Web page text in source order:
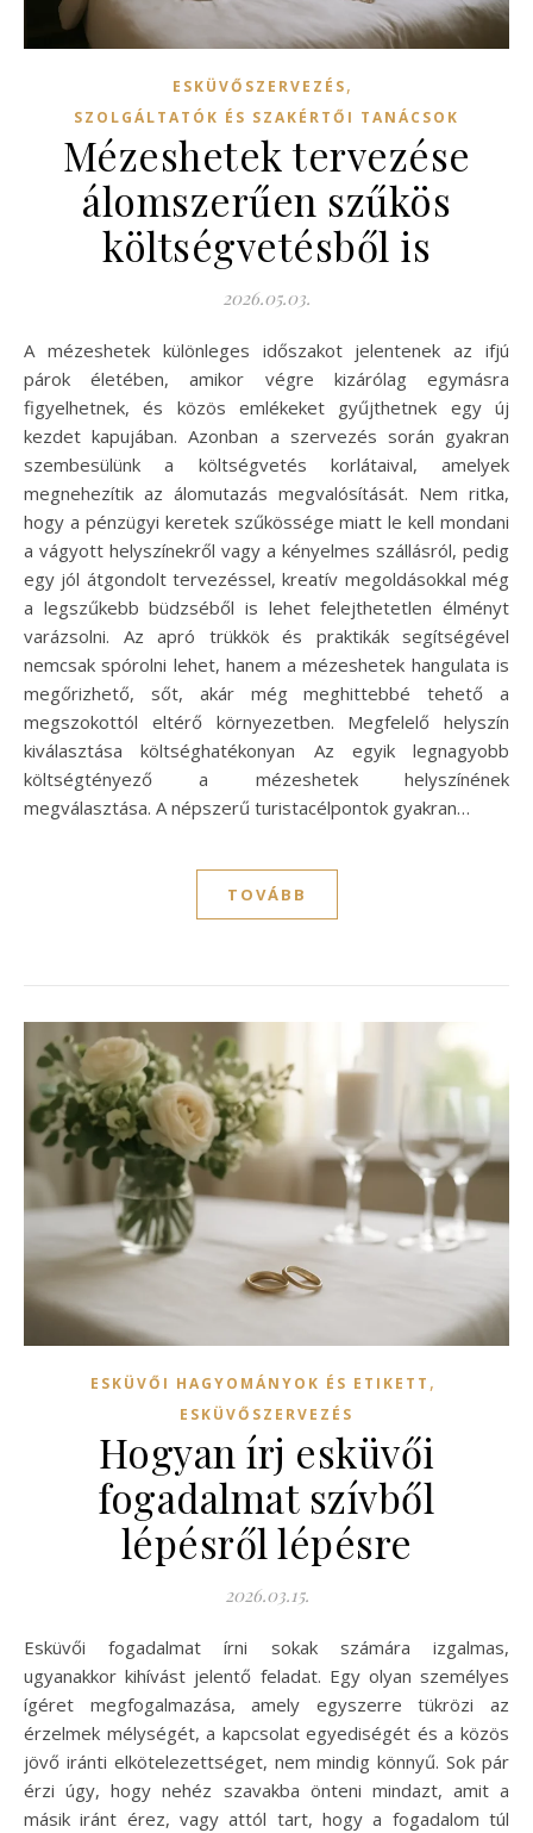
ESKÜVŐSZERVEZÉS,
SZOLGÁLTATÓK ÉS SZAKÉRTŐI TANÁCSOK
Mézeshetek tervezése
álomszerűen szűkös
költségvetésből is
2026.05.03.
A mézeshetek különleges időszakot jelentenek az ifjú
párok életében, amikor végre kizárólag egymásra
figyelhetnek, és közös emlékeket gyűjthetnek egy új
kezdet kapujában. Azonban a szervezés során gyakran
szembesülünk a költségvetés korlátaival, amelyek
megnehezítik az álomutazás megvalósítását. Nem ritka,
hogy a pénzügyi keretek szűkössége miatt le kell mondani
a vágyott helyszínekről vagy a kényelmes szállásról, pedig
egy jól átgondolt tervezéssel, kreatív megoldásokkal még
a legszűkebb büdzséből is lehet felejthetetlen élményt
varázsolni. Az apró trükkök és praktikák segítségével
nemcsak spórolni lehet, hanem a mézeshetek hangulata is
megőrizhető, sőt, akár még meghittebbé tehető a
megszokottól eltérő környezetben. Megfelelő helyszín
kiválasztása költséghatékonyan Az egyik legnagyobb
költségtényező a mézeshetek helyszínének
megválasztása. A népszerű turistacélpontok gyakran…
TOVÁBB
ESKÜVŐI HAGYOMÁNYOK ÉS ETIKETT ,
ESKÜVŐSZERVEZÉS
Hogyan írj esküvői
fogadalmat szívből
lépésről lépésre
2026.03.15.
Esküvői fogadalmat írni sokak számára izgalmas,
ugyanakkor kihívást jelentő feladat. Egy olyan személyes
ígéret megfogalmazása, amely egyszerre tükrözi az
érzelmek mélységét, a kapcsolat egyediségét és a közös
jövő iránti elkötelezettséget, nem mindig könnyű. Sok pár
érzi úgy, hogy nehéz szavakba önteni mindazt, amit a
másik iránt érez, vagy attól tart, hogy a fogadalom túl